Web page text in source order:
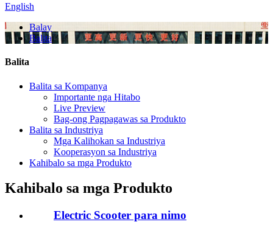
English
Balay
Balita
Balita
Balita sa Kompanya
Importante nga Hitabo
Live Preview
Bag-ong Pagpagawas sa Produkto
Balita sa Industriya
Mga Kalihokan sa Industriya
Kooperasyon sa Industriya
Kahibalo sa mga Produkto
Kahibalo sa mga Produkto
Electric Scooter para nimo